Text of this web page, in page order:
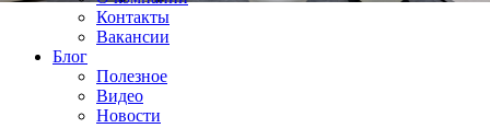
Контакты
Вакансии
Блог
Полезное
Видео
Новости